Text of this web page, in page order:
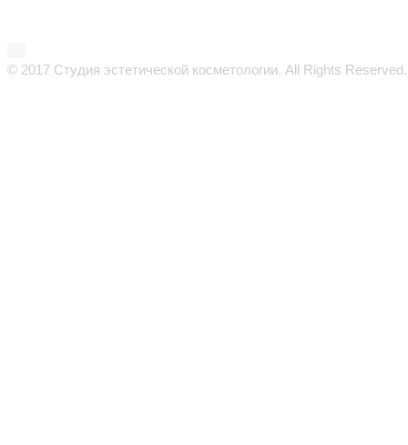
© 2017 Студия эстетической косметологии. All Rights Reserved.